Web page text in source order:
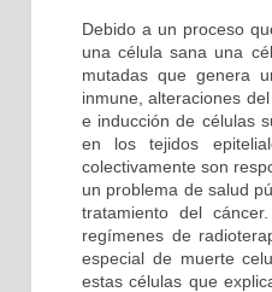
Debido a un proceso
una célula sana una
mutadas que genera
inmune, alteraciones
e inducción de células
en los tejidos
colectivamente son
un problema de salud
tratamiento del
regímenes de
especial de muerte
estas células que